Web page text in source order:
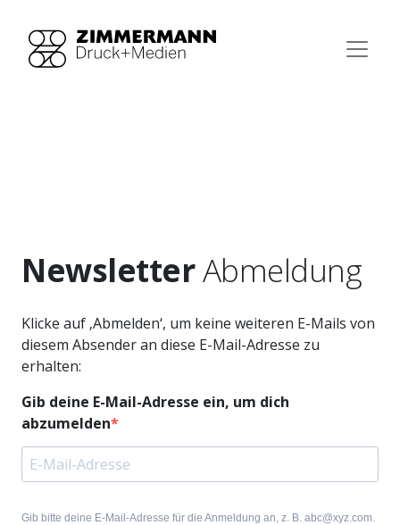
Newsletter Abmelden
NewsletterAbmeldung
Klicke auf ‚Abmelden‘, um keine weiteren E-Mails von
diesem Absender an diese E-Mail-Adresse zu
erhalten:
Gib deine E-Mail-Adresse ein, um dich
abzumelden
Gib bitte deine E-Mail-Adresse für die Anmeldung an, z. B. abc@xyz.com.